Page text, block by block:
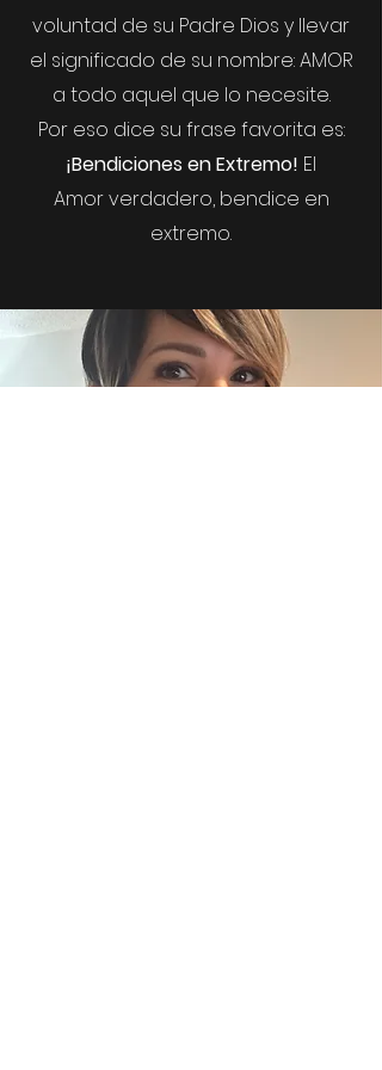
voluntad de su Padre Dios y llevar
el significado de su nombre: AMOR
a todo aquel que lo necesite.
Por eso dice su frase favorita es:
¡Bendiciones en Extremo! El
Amorverdadero, bendice en
extremo.